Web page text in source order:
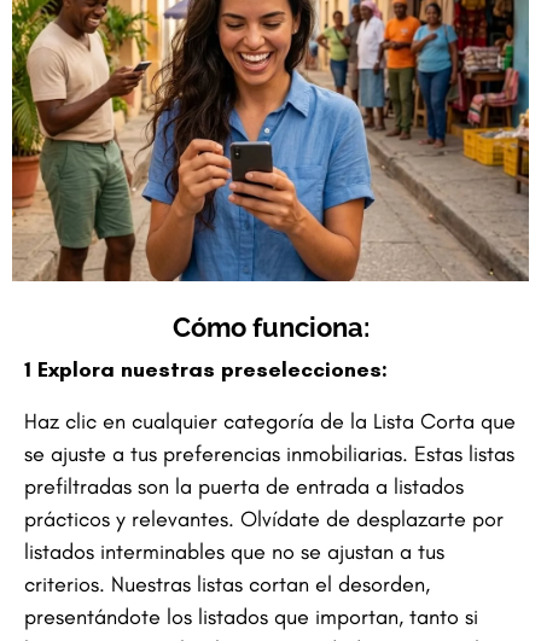
Cómo funciona:
1 Explora nuestras preselecciones:
Haz clic en cualquier categoría de la Lista Corta que
se ajuste a tus preferencias inmobiliarias. Estas listas
prefiltradas son la puerta de entrada a listados
prácticos y relevantes. Olvídate de desplazarte por
listados interminables que no se ajustan a tus
criterios. Nuestras listas cortan el desorden,
presentándote los listados que importan, tanto si